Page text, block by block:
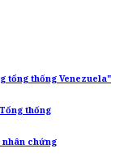
tổng thống Venezuela"
thống
nhân chứng